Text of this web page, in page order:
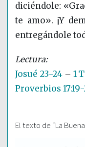
diciéndole:
te amo». ¡Y
entregándole
Josué 23-24 – 1
Proverbios
El texto de “La